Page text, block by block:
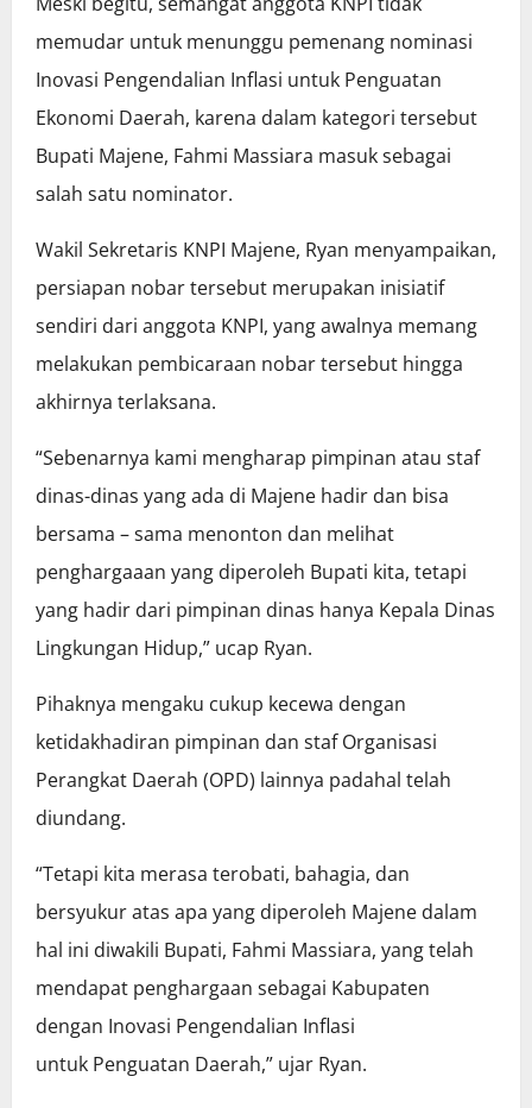
memudar untuk menunggu pemenang nominasi
Inovasi Pengendalian Inflasi untuk Penguatan
Ekonomi Daerah, karena dalam kategori tersebut
Bupati Majene, Fahmi Massiara masuk sebagai
salah satu nominator.
Wakil Sekretaris KNPI Majene, Ryan menyampaikan,
persiapan nobar tersebut merupakan inisiatif
sendiri dari anggota KNPI, yang awalnya memang
melakukan pembicaraan nobar tersebut hingga
akhirnya terlaksana.
“Sebenarnya kami mengharap pimpinan atau staf
dinas-dinas yang ada di Majene hadir dan bisa
bersama – sama menonton dan melihat
penghargaaan yang diperoleh Bupati kita, tetapi
yang hadir dari pimpinan dinas hanya Kepala Dinas
Lingkungan Hidup,” ucap Ryan.
Pihaknya mengaku cukup kecewa dengan
ketidakhadiran pimpinan dan staf Organisasi
Perangkat Daerah (OPD) lainnya padahal telah
diundang.
“Tetapi kita merasa terobati, bahagia, dan
bersyukur atas apa yang diperoleh Majene dalam
hal ini diwakili Bupati, Fahmi Massiara, yang telah
mendapat penghargaan sebagai Kabupaten
dengan Inovasi Pengendalian Inflasi
untuk Penguatan Daerah,” ujar Ryan.